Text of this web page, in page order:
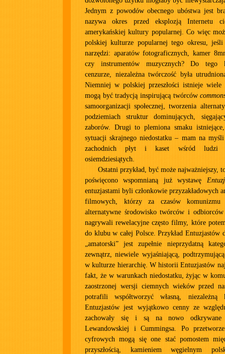
Jednym z powodów obecnego ubóstwa jest
nazywa okres przed eksplozją Internetu
amerykańskiej kultury popularnej. Co więc
polskiej kulturze popularnej tego okresu, jeśli
narzędzi: aparatów fotograficznych, kamer
czy instrumentów muzycznych? Do tego
cenzurze, niezależna twórczość była
Niemniej w polskiej przeszłości istnieje wiele
mogą być tradycją inspirującą twórców
samoorganizacji społecznej, tworzenia
podziemiach struktur dominujących,
zaborów. Drugi to plemiona smaku
sytuacji skrajnego niedostatku – mam na
zachodnich płyt i kaset wśród ludzi
osiemdziesiątych.
Ostatni przykład, być może najważniejszy,
poświęcono wspomnianą już wystawę
entuzjastami byli członkowie przyzakładowych
filmowych, którzy za czasów komunizmu
alternatywne środowisko twórców i
nagrywali rewelacyjne często filmy, które
do klubu w całej Polsce. Przykład Entuzjastów
„amatorski” jest zupełnie nieprzydatną
zewnątrz, niewiele wyjaśniającą,
w kulturze hierarchię. W historii Entuzjastów
fakt, że w warunkach niedostatku, żyjąc w
zaostrzonej wersji ciemnych wieków przed
potrafili współtworzyć własną, niezależną
Entuzjastów jest wyjątkowo cenny ze
zachowały się i są na nowo odkrywane
Lewandowskiej i Cummingsa. Po
cyfrowych mogą się one stać pomostem
przyszłością, kamieniem węgielnym